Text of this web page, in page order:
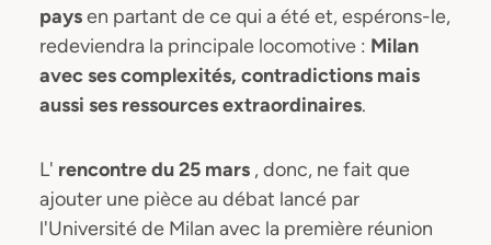
paysen partant de ce qui a été et, espérons-le,
redeviendra la principale locomotive : Milan
avec ses complexités, contradictions mais
aussi ses ressources extraordinaires.
L' rencontre du 25 mars , donc, ne fait que
ajouter une pièce au débat lancé par
l'Université de Milan avec la première réunion